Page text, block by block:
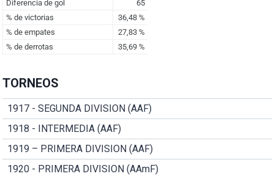
TORNEOS
1917 - SEGUNDA DIVISION (AAF)
1918 - INTERMEDIA (AAF)
1919 – PRIMERA DIVISION (AAF)
1920 - PRIMERA DIVISION (AAmF)